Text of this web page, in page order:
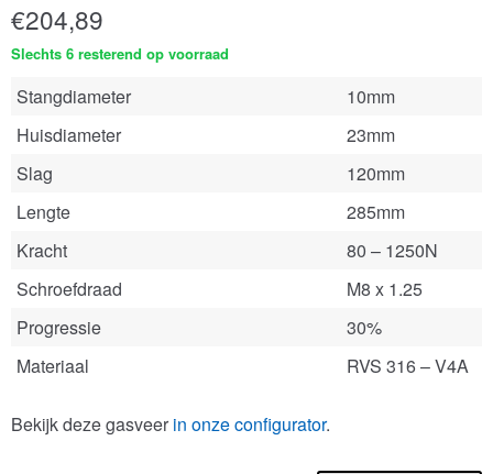
€204,89
Slechts 6 resterend op voorraad
Stangdiameter
10mm
Huisdiameter
23mm
Slag
120mm
Lengte
285mm
Kracht
80 – 1250N
Schroefdraad
M8 x 1.25
Progressie
30%
Materiaal
RVS 316 – V4A
Bekijk deze gasveer in onze configurator.